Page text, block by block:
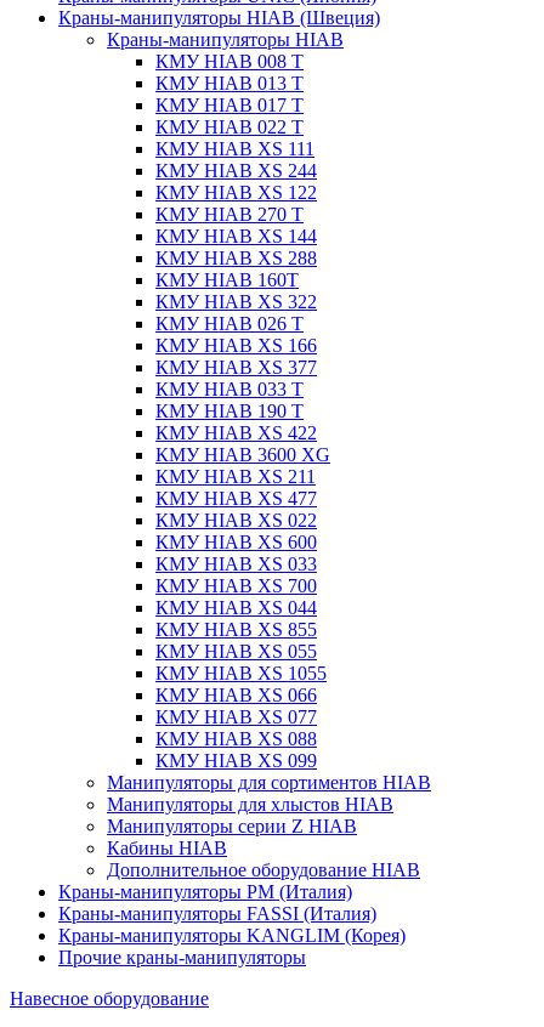
Краны-манипуляторы HIAB (Швеция)
Краны-манипуляторы HIAB
КМУ HIAB 008 T
КМУ HIAB 013 T
КМУ HIAB 017 T
КМУ HIAB 022 T
КМУ HIAB XS 111
КМУ HIAB XS 244
КМУ HIAB XS 122
КМУ HIAB 270 T
КМУ HIAB XS 144
КМУ HIAB XS 288
КМУ HIAB 160T
КМУ HIAB XS 322
КМУ HIAB 026 T
КМУ HIAB XS 166
КМУ HIAB XS 377
КМУ HIAB 033 T
КМУ HIAB 190 T
КМУ HIAB XS 422
КМУ HIAB 3600 XG
КМУ HIAB XS 211
КМУ HIAB XS 477
КМУ HIAB XS 022
КМУ HIAB XS 600
КМУ HIAB XS 033
КМУ HIAB XS 700
КМУ HIAB XS 044
КМУ HIAB XS 855
КМУ HIAB XS 055
КМУ HIAB XS 1055
КМУ HIAB XS 066
КМУ HIAB XS 077
КМУ HIAB XS 088
КМУ HIAB XS 099
Манипуляторы для сортиментов HIAB
Манипуляторы для хлыстов HIAB
Манипуляторы серии Z HIAB
Кабины HIAB
Дополнительное оборудование HIAB
Краны-манипуляторы PM (Италия)
Краны-манипуляторы FASSI (Италия)
Краны-манипуляторы KANGLIM (Корея)
Прочие краны-манипуляторы
Навесное оборудование